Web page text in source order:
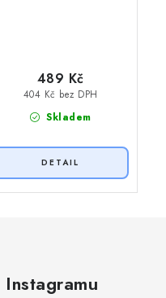
Skladem
404 Kč bez DPH
489 Kč